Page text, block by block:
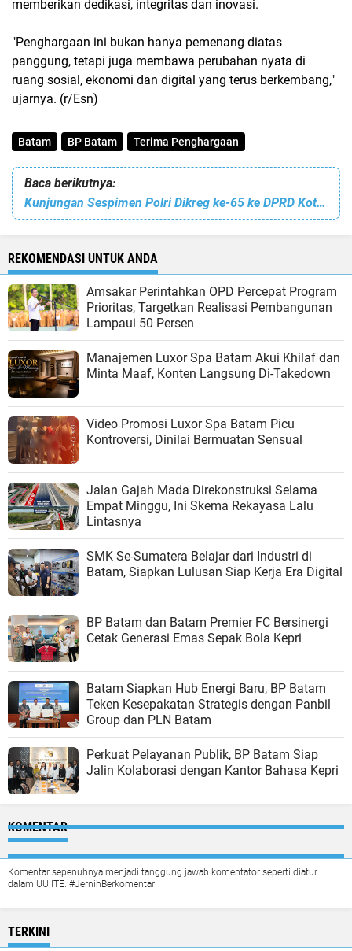
memberikan dedikasi, integritas dan inovasi.
"Penghargaan ini bukan hanya pemenang diatas
panggung, tetapi juga membawa perubahan nyata di
ruang sosial, ekonomi dan digital yang terus berkembang,"
ujarnya. (r/Esn)
Batam BP Batam Terima Penghargaan
Baca berikutnya:
Kunjungan Sespimen Polri Dikreg ke-65 ke DPRD Kota Batam
REKOMENDASI UNTUK ANDA
Amsakar Perintahkan OPD Percepat Program
Prioritas, Targetkan Realisasi Pembangunan
Lampaui 50 Persen
Manajemen Luxor Spa Batam Akui Khilaf dan
Minta Maaf, Konten Langsung Di-Takedown
Video Promosi Luxor Spa Batam Picu
Kontroversi, Dinilai Bermuatan Sensual
Jalan Gajah Mada Direkonstruksi Selama
Empat Minggu, Ini Skema Rekayasa Lalu
Lintasnya
SMK Se-Sumatera Belajar dari Industri di
Batam, Siapkan Lulusan Siap Kerja Era Digital
BP Batam dan Batam Premier FC Bersinergi
Cetak Generasi Emas Sepak Bola Kepri
Batam Siapkan Hub Energi Baru, BP Batam
Teken Kesepakatan Strategis dengan Panbil
Group dan PLN Batam
Perkuat Pelayanan Publik, BP Batam Siap
Jalin Kolaborasi dengan Kantor Bahasa Kepri
KOMENTAR
Komentar sepenuhnya menjadi tanggung jawab komentator seperti diatur
dalam UU ITE. #JernihBerkomentar
TERKINI